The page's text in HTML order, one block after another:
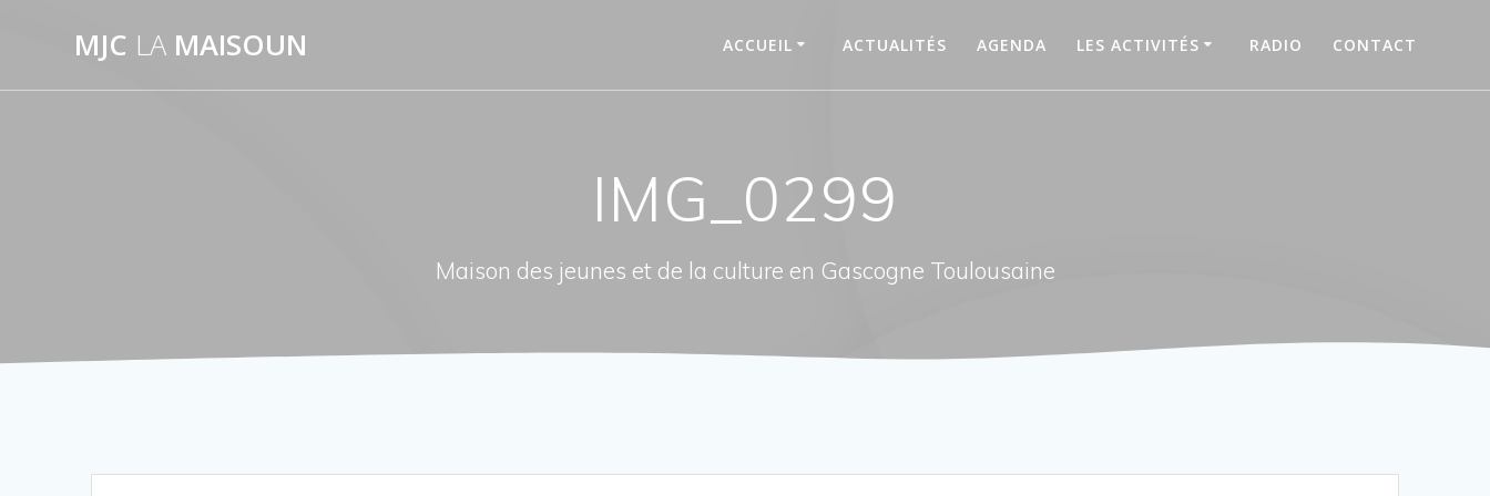
MJC LA MAISOUN ACCUEIL ACTUALITÉS AGENDA LES ACTIVITÉS RADIO CONTACT
IMG_0299
Maison des jeunes et de la culture en Gascogne Toulousaine